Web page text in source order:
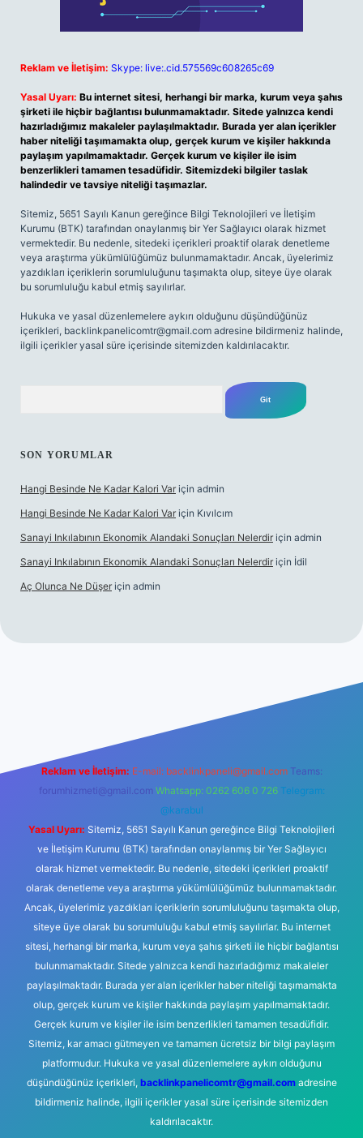
Reklam ve İletişim: Skype: live:.cid.575569c608265c69
Yasal Uyarı: Bu internet sitesi, herhangi bir marka, kurum veya şahıs
şirketi ile hiçbir bağlantısı bulunmamaktadır. Sitede yalnızca kendi
hazırladığımız makaleler paylaşılmaktadır. Burada yer alan içerikler
haber niteliği taşımamakta olup, gerçek kurum ve kişiler hakkında
paylaşım yapılmamaktadır. Gerçek kurum ve kişiler ile isim
benzerlikleri tamamen tesadüfidir. Sitemizdeki bilgiler taslak
halindedir ve tavsiye niteliği taşımazlar.
Sitemiz, 5651 Sayılı Kanun gereğince Bilgi Teknolojileri ve İletişim
Kurumu (BTK) tarafından onaylanmış bir Yer Sağlayıcı olarak hizmet
vermektedir. Bu nedenle, sitedeki içerikleri proaktif olarak denetleme
veya araştırma yükümlülüğümüz bulunmamaktadır. Ancak, üyelerimiz
yazdıkları içeriklerin sorumluluğunu taşımakta olup, siteye üye olarak
bu sorumluluğu kabul etmiş sayılırlar.
Hukuka ve yasal düzenlemelere aykırı olduğunu düşündüğünüz
içerikleri, backlinkpanelicomtr@gmail.com adresine bildirmeniz halinde,
ilgili içerikler yasal süre içerisinde sitemizden kaldırılacaktır.
SON YORUMLAR
Hangi Besinde Ne Kadar Kalori Var için admin
Hangi Besinde Ne Kadar Kalori Var için Kıvılcım
Sanayi Inkılabının Ekonomik Alandaki Sonuçları Nelerdir için admin
Sanayi Inkılabının Ekonomik Alandaki Sonuçları Nelerdir için İdil
Aç Olunca Ne Düşer için admin
Reklam ve İletişim: E-mail: backlinkpaneli@gmail.com Teams:
forumhizmeti@gmail.com Whatsapp: 0262 606 0 726 Telegram:
@karabul
Yasal Uyarı: Sitemiz, 5651 Sayılı Kanun gereğince Bilgi Teknolojileri
ve İletişim Kurumu (BTK) tarafından onaylanmış bir Yer Sağlayıcı
olarak hizmet vermektedir. Bu nedenle, sitedeki içerikleri proaktif
olarak denetleme veya araştırma yükümlülüğümüz bulunmamaktadır.
Ancak, üyelerimiz yazdıkları içeriklerin sorumluluğunu taşımakta olup,
siteye üye olarak bu sorumluluğu kabul etmiş sayılırlar. Bu internet
sitesi, herhangi bir marka, kurum veya şahıs şirketi ile hiçbir bağlantısı
bulunmamaktadır. Sitede yalnızca kendi hazırladığımız makaleler
paylaşılmaktadır. Burada yer alan içerikler haber niteliği taşımamakta
olup, gerçek kurum ve kişiler hakkında paylaşım yapılmamaktadır.
Gerçek kurum ve kişiler ile isim benzerlikleri tamamen tesadüfidir.
Sitemiz, kar amacı gütmeyen ve tamamen ücretsiz bir bilgi paylaşım
platformudur. Hukuka ve yasal düzenlemelere aykırı olduğunu
düşündüğünüz içerikleri, backlinkpanelicomtr@gmail.comadresine
bildirmeniz halinde, ilgili içerikler yasal süre içerisinde sitemizden
kaldırılacaktır.